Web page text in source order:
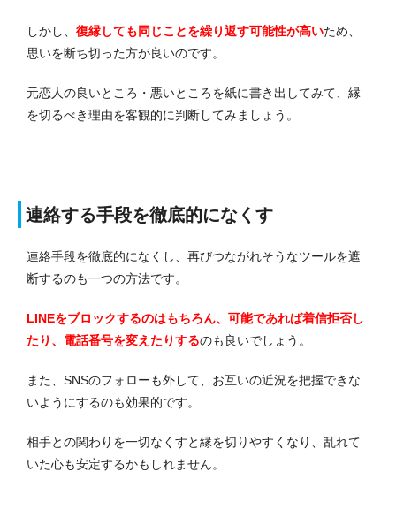
しかし、 復縁しても同じことを繰り返す可能性が高いため、
思いを断ち切った方が良いのです。
元恋人の良いところ・悪いところを紙に書き出してみて、縁
を切るべき理由を客観的に判断してみましょう。
連絡する手段を徹底的になくす
連絡手段を徹底的になくし、再びつながれそうなツールを遮
断するのも一つの方法です。
LINEをブロックするのはもちろん、可能であれば着信拒否し
たり、電話番号を変えたりするのも良いでしょう。
また、SNSのフォローも外して、お互いの近況を把握できな
いようにするのも効果的です。
相手との関わりを一切なくすと縁を切りやすくなり、乱れて
いた心も安定するかもしれません。